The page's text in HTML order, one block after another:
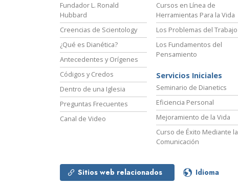
Fundador L. Ronald
Hubbard
Creencias de Scientology
¿Qué es Dianética?
Antecedentes y Orígenes
Códigos y Credos
Dentro de una Iglesia
Preguntas Frecuentes
Canal de Video
Cursos en Línea de
Herramientas Para la Vida
Los Problemas del Trabajo
Los Fundamentos del
Pensamiento
Servicios Iniciales
Seminario de Dianetics
Eficiencia Personal
Mejoramiento de la Vida
Curso de Éxito Mediante la
Comunicación
Sitios web relacionados Idioma